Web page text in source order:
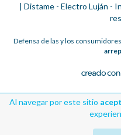
Al navegar por este sitio
| Distame - Electro Luján -
Defensa de las y los